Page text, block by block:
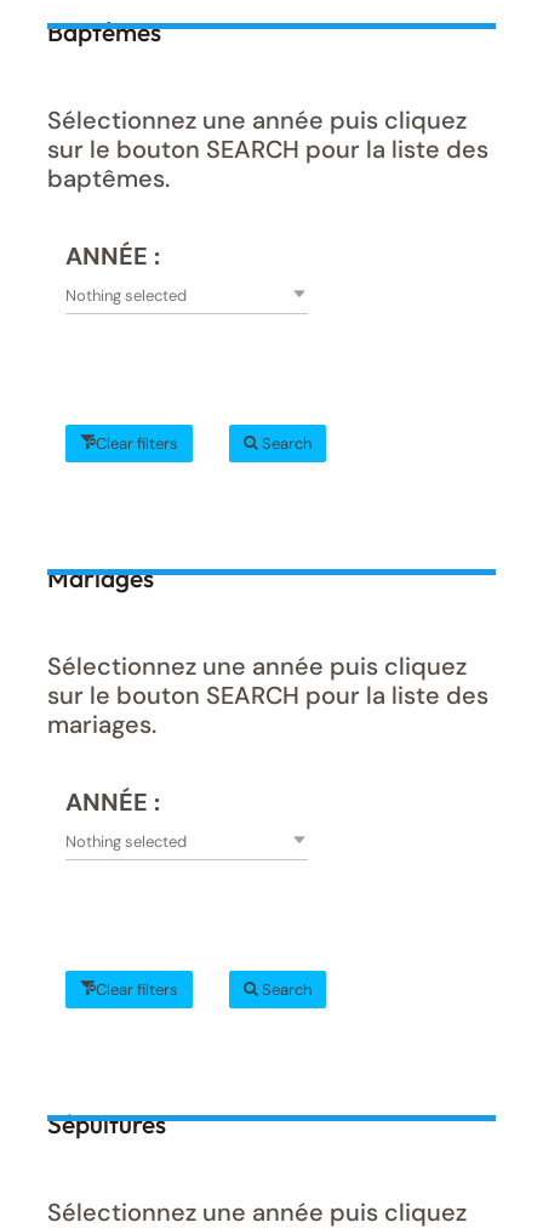
Baptêmes
Sélectionnez une année puis cliquez
sur le bouton SEARCH pour la liste des
baptêmes.
ANNÉE :
Nothing selected
Clear filters Search
Mariages
Sélectionnez une année puis cliquez
sur le bouton SEARCH pour la liste des
mariages.
ANNÉE :
Nothing selected
Clear filters Search
Sépultures
Sélectionnez une année puis cliquez